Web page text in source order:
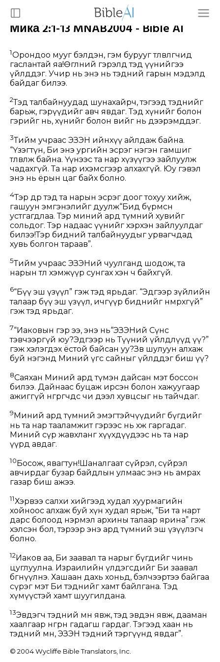
Мика 2:1-13 MNAB2004 - Bible AI
1Орондоо мууг бэлдэн, гэм бурууг төлөвлөгчид
гаслантай яа!Өглөөний гэрэлд тэд үүнийгээ
үйлддэг. Учир нь энэ нь тэдний гарын мэдэлд
байдаг билээ.
2Тэд талбайнуудад шунахайрч, тэгээд тэднийг
барьж, гэрүүдийг авч явдаг. Тэд хүнийг болон
гэрийг нь, хүнийг болон өвийг нь дээрэмддэг.
3Тийм учраас ЭЗЭН ийнхүү айлдаж байна.
“Үзэгтүн, Би энэ ургийн эсрэг нэгэн гамшиг
төлөвлөж байна. Үүнээс та нар хүзүүгээ зайлуулж
чадахгүй. Та нар ихэмсгээр алхахгүй. Юу гэвэл
энэ нь ёрын цаг байх болно.
4Тэр өдөр тэд та нарын эсрэг доог тохуу хийж,
гашуун эмгэнэлийг дуулж“Бид бүрмөсөн
устгагдлаа. Тэр миний ард түмний хувийг
сольдог. Тэр надаас үүнийг хэрхэн зайлуулдаг
билээ!Тэр бидний талбайнуудыг урвагчдад
хувь болгон тараав”.
5Тийм учраас ЭЗЭНий чуулганд шодож, та
нарын төлөө хэмжүүр сунгах хэн ч байхгүй.
6“Бүү эш үзүүл” гэж тэд ярьдаг. “Эдгээр зүйлийн
талаар бүү эш үзүүл, ичгүүр биднийг нөмрөхгүй”
гэж тэд ярьдаг.
7“Иаковын гэр ээ, энэ нь“ЭЗЭНий Сүнс
тэвчээргүй юу?Эдгээр нь Түүний үйлдлүүд үү?”
гэж хэлэгдэх ёстой байсан уу?Зөв шулуун алхаж
буй нэгэнд Миний үгс сайныг үйлддэг биш үү?
8Саяхан Миний ард түмэн дайсан мэт боссон
билээ. Дайнаас буцаж ирсэн болон хажуугаар
ажиггүй өнгөрөгчдөөс чи дээл хувцсыг нь тайчдаг.
9 Миний ард түмний эмэгтэйчүүдийг бүгдийг
нь та нар тааламжит гэрээс нь хөөж гаргадаг.
Миний сүр жавхланг хүүхдүүдээс нь та нар
үүрд авдаг.
10Босож, явагтун!Шаналгаат сүйрэл, сүйрэл
авчирдаг бузар байдлын улмаас энэ нь амрах
газар биш ажээ.
11Хэрвээ салхи хийгээд худал хуурмагийн
хойноос алхаж буй хүн худал ярьж, “Би та нарт
дарс болоод нэрмэл архины талаар ярина” гэж
хэлсэн бол, тэрээр энэ ард түмний эш үзүүлэгч
болно.
12Иаков аа, Би заавал та нарыг бүгдийг чинь
цуглуулна. Израилийн үлдэгсдийг Би заавал
бөөгнүүлнэ. Хашаан дахь хоньд, бэлчээртээ байгаа
сүрэг мэт Би тэднийг хамт байлгана. Тэд
хүмүүстэй хамт шуугилдана.
13Эвдэгч тэдний өмнө явж, тэд эвдэн явж, дааман
хаалгаар өнгөрөн гадагш гардаг. Тэгээд хаан нь
тэдний өмнө, ЭЗЭН тэдний тэргүүнд явдаг”.
© 2004 Wycliffe Bible Translators, Inc.